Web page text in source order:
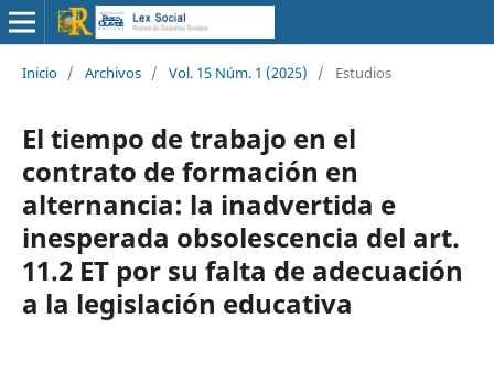
Inicio / Archivos / Vol. 15 Núm. 1 (2025) / Estudios
El tiempo de trabajo en el
contrato de formación en
alternancia: la inadvertida e
inesperada obsolescencia del art.
11.2 ET por su falta de adecuación
a la legislación educativa